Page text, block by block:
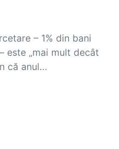
– 1% din bani
este „mai mult decât
că anul…